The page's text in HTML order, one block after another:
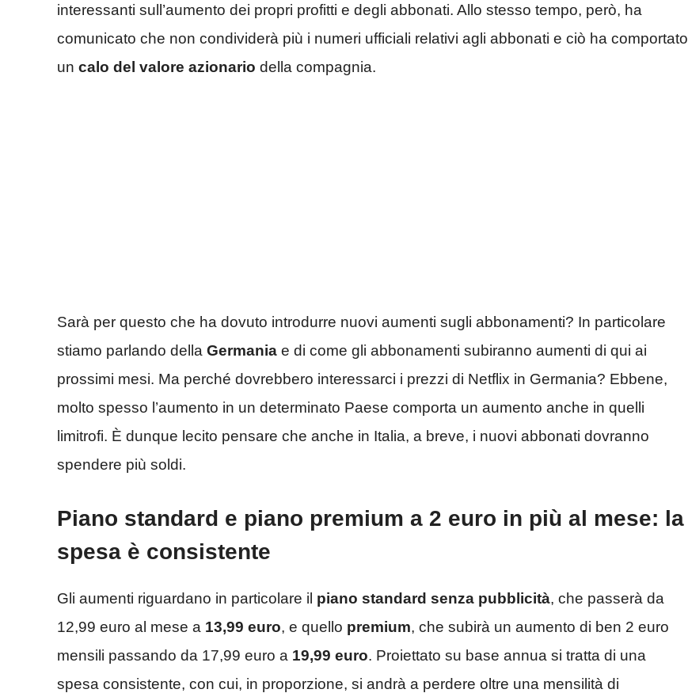
interessanti sull’aumento dei propri profitti e degli abbonati. Allo stesso tempo, però, ha
comunicato che non condividerà più i numeri ufficiali relativi agli abbonati e ciò ha comportato
un calo del valore azionario della compagnia.
Sarà per questo che ha dovuto introdurre nuovi aumenti sugli abbonamenti? In particolare
stiamo parlando della Germania e di come gli abbonamenti subiranno aumenti di qui ai
prossimi mesi. Ma perché dovrebbero interessarci i prezzi di Netflix in Germania? Ebbene,
molto spesso l’aumento in un determinato Paese comporta un aumento anche in quelli
limitrofi. È dunque lecito pensare che anche in Italia, a breve, i nuovi abbonati dovranno
spendere più soldi.
Piano standard e piano premium a 2 euro in più al mese: la
spesa è consistente
Gli aumenti riguardano in particolare il piano standard senza pubblicità, che passerà da
12,99 euro al mese a 13,99 euro, e quello premium, che subirà un aumento di ben 2 euro
mensili passando da 17,99 euro a 19,99 euro. Proiettato su base annua si tratta di una
spesa consistente, con cui, in proporzione, si andrà a perdere oltre una mensilità di